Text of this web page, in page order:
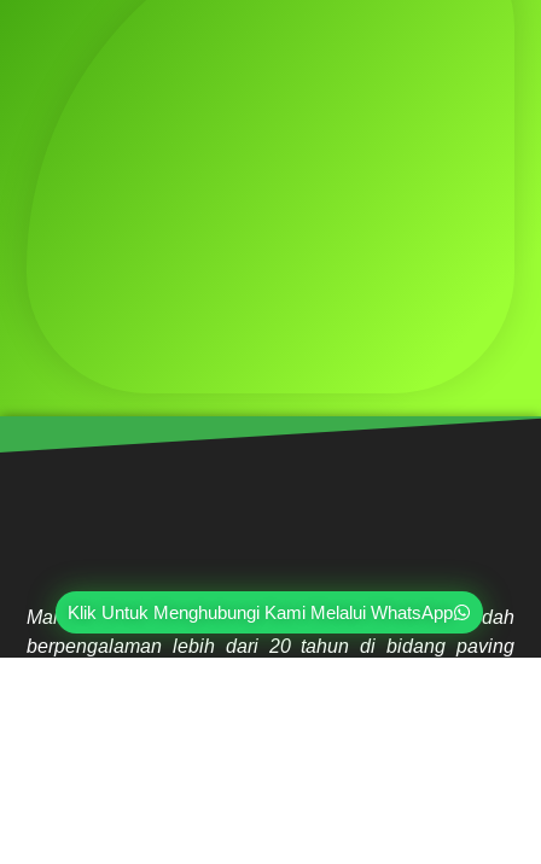
Klik Untuk Menghubungi Kami Melalui WhatsApp
Mahri Beton, merupakan pabrik yang sudah
berpengalaman lebih dari 20 tahun di bidang paving